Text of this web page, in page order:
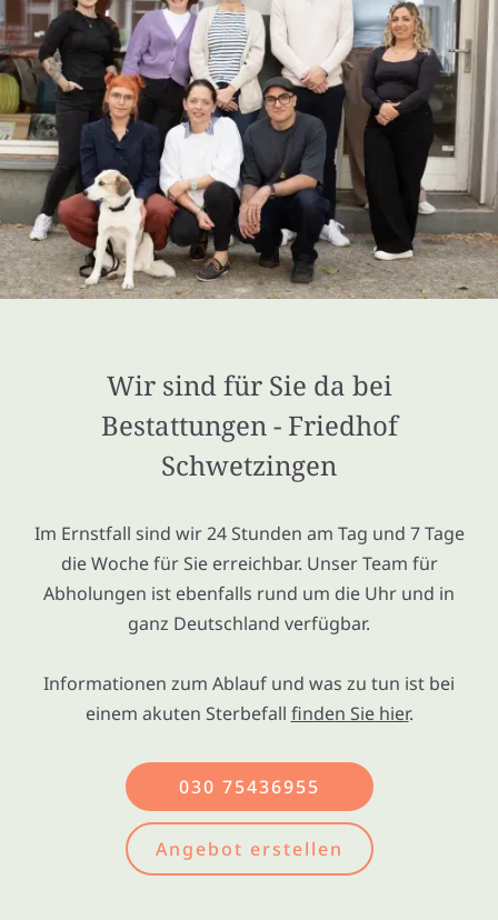
Wir sind für Sie da bei
Bestattungen - Friedhof
Schwetzingen
Im Ernstfall sind wir 24 Stunden am Tag und 7 Tage
die Woche für Sie erreichbar. Unser Team für
Abholungen ist ebenfalls rund um die Uhr und in
ganz Deutschland verfügbar.
Informationen zum Ablauf und was zu tun ist bei
einem akuten Sterbefall finden Sie hier.
030 75436955
Angebot erstellen